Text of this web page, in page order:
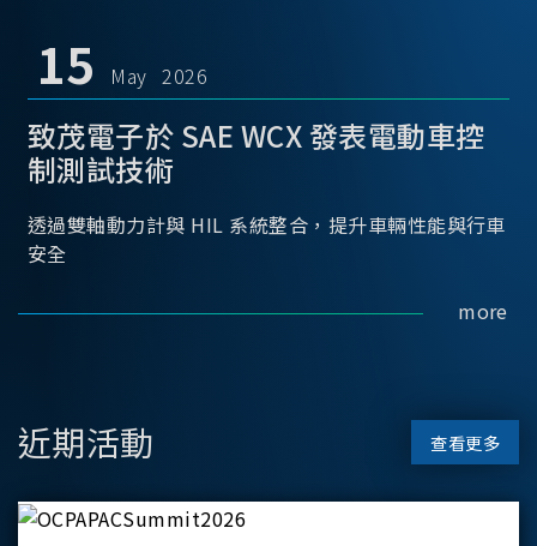
育。
15 May 2026
致茂電子於 SAE WCX 發表電動車控
制測試技術
透過雙軸動力計與 HIL 系統整合，提升車輛性能與行車
安全
more
近期活動 查看更多